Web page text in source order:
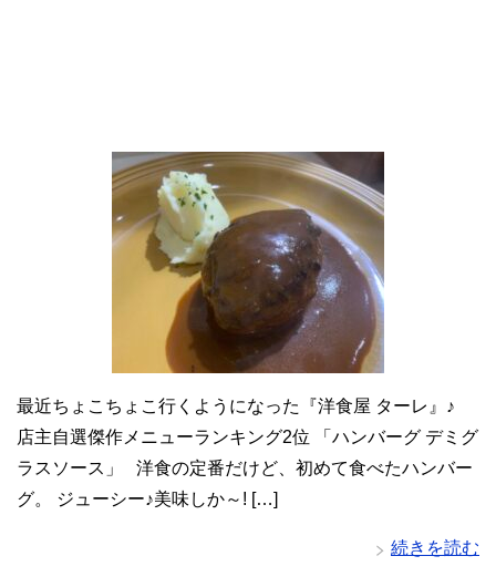
最近ちょこちょこ行くようになった『洋食屋 ターレ』♪
店主自選傑作メニューランキング2位 「ハンバーグ デミグ
ラスソース」 洋食の定番だけど、初めて食べたハンバー
グ。 ジューシー♪美味しか～! […]
続きを読む